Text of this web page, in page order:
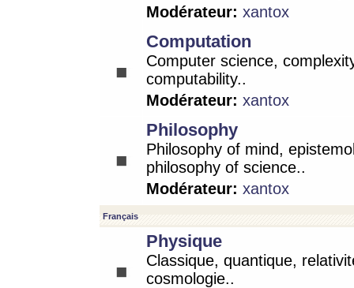
Modérateur: xantox
Computation
Computer science,
computability..
Modérateur: xantox
Philosophy
Philosophy of mind,
philosophy of science..
Modérateur: xantox
Français
Physique
Classique, quantique,
cosmologie..